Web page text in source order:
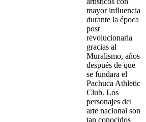
mayor influencia
durante la época
post
revolucionaria
gracias al
Muralismo, años
después de que
se fundara el
Pachuca Athletic
Club. Los
personajes del
arte nacional son
tan conocidos